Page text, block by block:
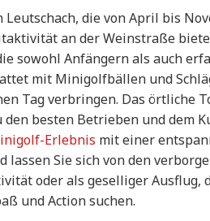
die von April bis
an der Weinstraße
sowohl Anfängern als auch
mit Minigolfbällen und
Tag verbringen. Das örtliche
besten Betrieben und dem
Erlebnis mit einer
Sie sich von den
oder als geselliger Ausflug,
und Action suchen.